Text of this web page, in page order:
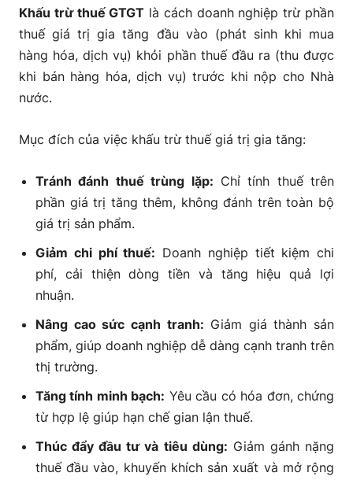
Khấu trừ thuế GTGT là cách doanh nghiệp trừ phần
thuế giá trị gia tăng đầu vào (phát sinh khi mua
hàng hóa, dịch vụ) khỏi phần thuế đầu ra (thu được
khi bán hàng hóa, dịch vụ) trước khi nộp cho Nhà
nước.
Mục đích của việc khấu trừ thuế giá trị gia tăng:
Tránh đánh thuế trùng lặp: Chỉ tính thuế trên
phần giá trị tăng thêm, không đánh trên toàn bộ
giá trị sản phẩm.
Giảm chi phí thuế: Doanh nghiệp tiết kiệm chi
phí, cải thiện dòng tiền và tăng hiệu quả lợi
nhuận.
Nâng cao sức cạnh tranh: Giảm giá thành sản
phẩm, giúp doanh nghiệp dễ dàng cạnh tranh trên
thị trường.
Tăng tính minh bạch: Yêu cầu có hóa đơn, chứng
từ hợp lệ giúp hạn chế gian lận thuế.
Thúc đẩy đầu tư và tiêu dùng: Giảm gánh nặng
thuế đầu vào, khuyến khích sản xuất và mở rộng